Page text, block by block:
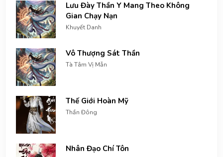
Lưu Đày Thần Y Mang Theo Không
Gian Chạy Nạn
Khuyết Danh
Vô Thượng Sát Thần
Tà Tâm Vị Mẫn
Thế Giới Hoàn Mỹ
Thần Đông
Nhân Đạo Chí Tôn